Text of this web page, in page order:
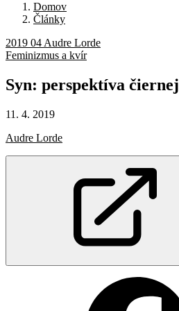
Domov
Články
2019 04 Audre Lorde
Feminizmus a kvír
Syn: perspektíva čiernej
11. 4. 2019
Audre Lorde